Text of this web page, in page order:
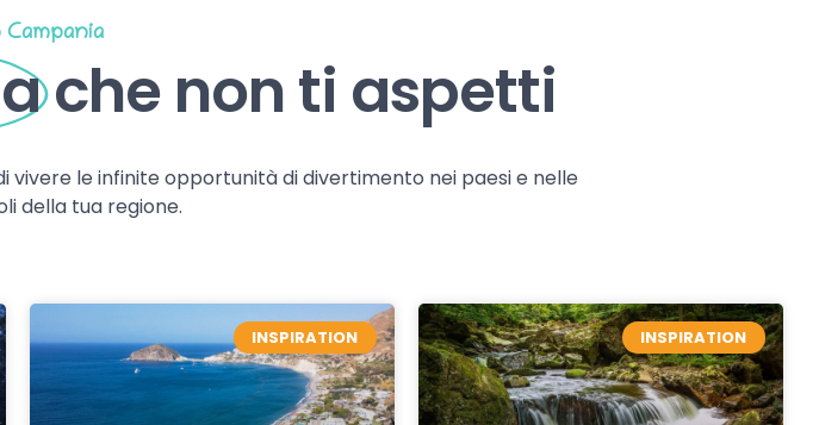
che non ti aspetti
vivere le infinite opportunità di divertimento nei paesi e nelle
della tua regione.
INSPIRATION INSPIRATION